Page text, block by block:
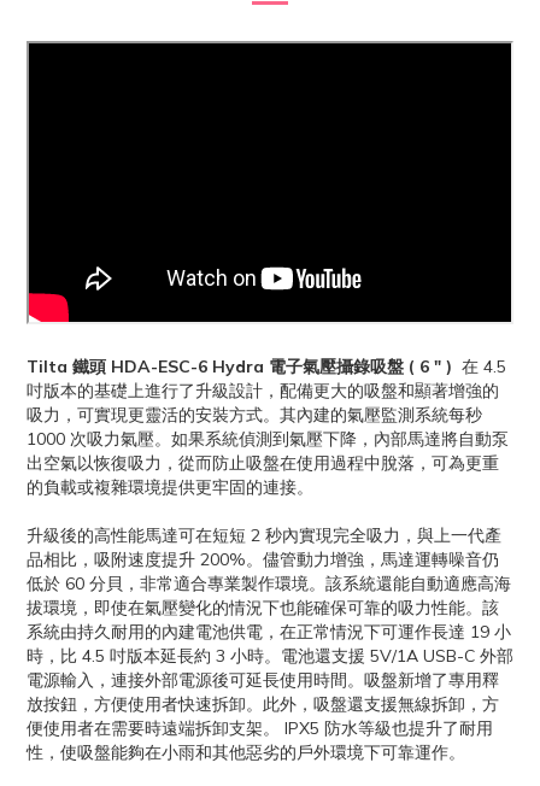
Tilta 鐵頭 HDA-ESC-6 Hydra 電子氣壓攝錄吸盤 ( 6 " ) 在 4.5
吋版本的基礎上進行了升級設計，配備更大的吸盤和顯著增強的
吸力，可實現更靈活的安裝方式。其內建的氣壓監測系統每秒
1000 次吸力氣壓。如果系統偵測到氣壓下降，內部馬達將自動泵
出空氣以恢復吸力，從而防止吸盤在使用過程中脫落，可為更重
的負載或複雜環境提供更牢固的連接。
升級後的高性能馬達可在短短 2 秒內實現完全吸力，與上一代產
品相比，吸附速度提升 200%。儘管動力增強，馬達運轉噪音仍
低於 60 分貝，非常適合專業製作環境。該系統還能自動適應高海
拔環境，即使在氣壓變化的情況下也能確保可靠的吸力性能。該
系統由持久耐用的內建電池供電，在正常情況下可運作長達 19 小
時，比 4.5 吋版本延長約 3 小時。電池還支援 5V/1A USB-C 外部
電源輸入，連接外部電源後可延長使用時間。吸盤新增了專用釋
放按鈕，方便使用者快速拆卸。此外，吸盤還支援無線拆卸，方
便使用者在需要時遠端拆卸支架。 IPX5 防水等級也提升了耐用
性，使吸盤能夠在小雨和其他惡劣的戶外環境下可靠運作。